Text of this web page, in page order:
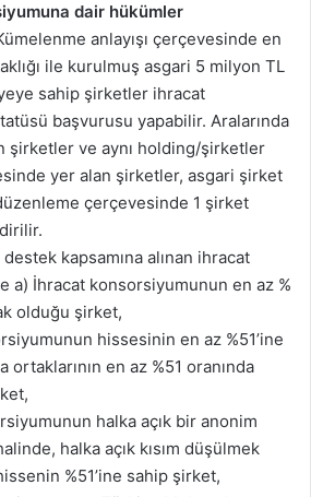
dair hükümler
anlayışı çerçevesinde en
ile kurulmuş asgari 5 milyon TL
sahip şirketler ihracat
başvurusu yapabilir. Aralarında
şirketler ve aynı holding/şirketler
yer alan şirketler, asgari şirket
çerçevesinde 1 şirket
kapsamına alınan ihracat
a) İhracat konsorsiyumunun en az %
olduğu şirket,
hissesinin en az %51’ine
ortaklarının en az %51 oranında
halka açık bir anonim
halka açık kısım düşülmek
%51’ine sahip şirket,